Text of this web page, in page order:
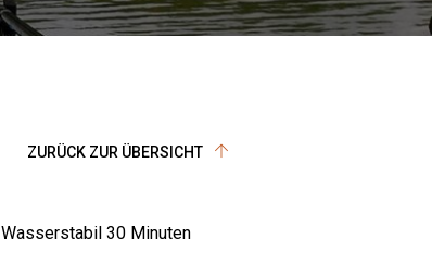
ZURÜCK ZUR ÜBERSICHT
Wasserstabil 30 Minuten